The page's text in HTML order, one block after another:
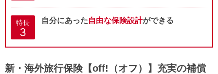
特長
3
自分にあった自由な保険設計ができる
新・海外旅行保険【off!（オフ）】充実の補償